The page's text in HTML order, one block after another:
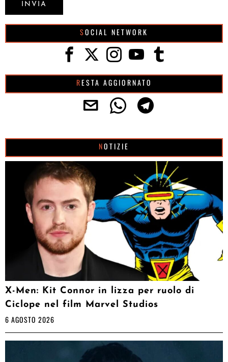
SOCIAL NETWORK
RESTA AGGIORNATO
NOTIZIE
X-Men: Kit Connor in lizza per ruolo di
Ciclope nel film Marvel Studios
6 AGOSTO 2026